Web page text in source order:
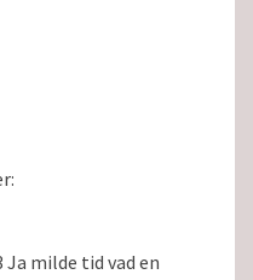
milde tid vad en